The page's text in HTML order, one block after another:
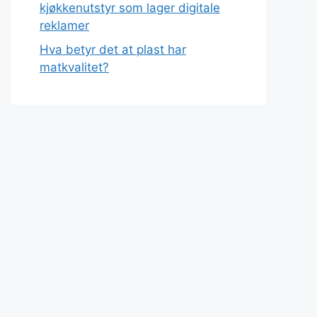
kjøkkenutstyr som lager digitale
reklamer
Hva betyr det at plast har
matkvalitet?